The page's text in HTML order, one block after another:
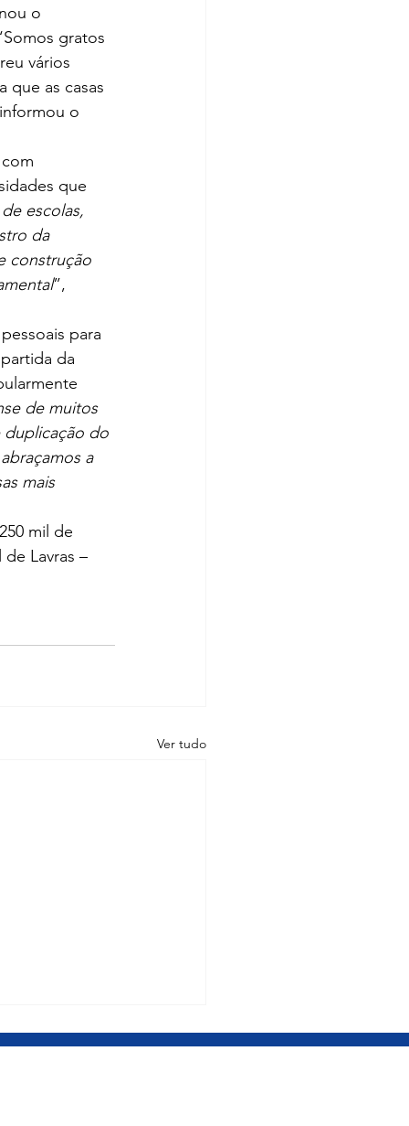
o
gratos
vários
que as casas
o
que
escolas,
da
construção
”,
para
da
de muitos
duplicação do
a
mais
mil de
Lavras –
Ver tudo